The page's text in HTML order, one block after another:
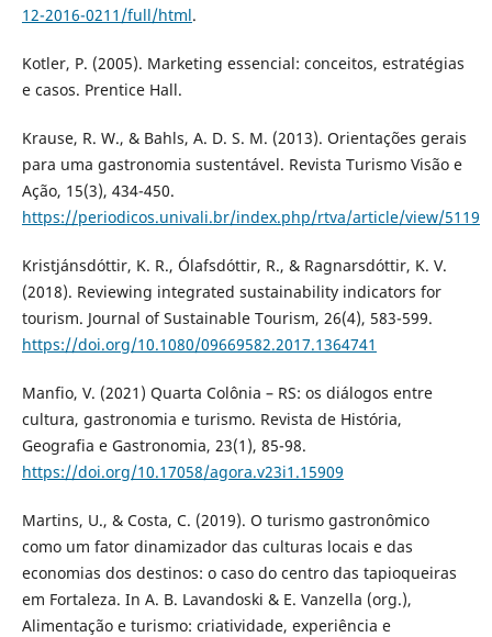
12-2016-0211/full/html.
Kotler, P. (2005). Marketing essencial: conceitos, estratégias
e casos. Prentice Hall.
Krause, R. W., & Bahls, A. D. S. M. (2013). Orientações gerais
para uma gastronomia sustentável. Revista Turismo Visão e
Ação, 15(3), 434-450.
https://periodicos.univali.br/index.php/rtva/article/view/5119
Kristjánsdóttir, K. R., Ólafsdóttir, R., & Ragnarsdóttir, K. V.
(2018). Reviewing integrated sustainability indicators for
tourism. Journal of Sustainable Tourism, 26(4), 583-599.
https://doi.org/10.1080/09669582.2017.1364741
Manfio, V. (2021) Quarta Colônia – RS: os diálogos entre
cultura, gastronomia e turismo. Revista de História,
Geografia e Gastronomia, 23(1), 85-98.
https://doi.org/10.17058/agora.v23i1.15909
Martins, U., & Costa, C. (2019). O turismo gastronômico
como um fator dinamizador das culturas locais e das
economias dos destinos: o caso do centro das tapioqueiras
em Fortaleza. In A. B. Lavandoski & E. Vanzella (org.),
Alimentação e turismo: criatividade, experiência e